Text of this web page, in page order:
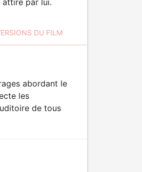
attiré par lui.
DU FILM
abordant le
les
de tous